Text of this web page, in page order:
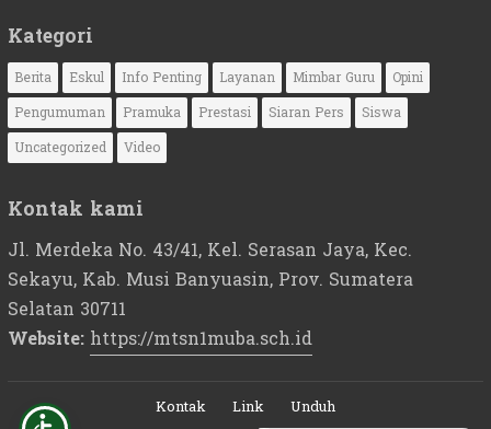
Kategori
Berita Eskul Info Penting Layanan Mimbar Guru
Opini
Pengumuman
Pramuka Prestasi Siaran Pers
Siswa
Uncategorized
Video
Kontak kami
Jl. Merdeka No. 43/41, Kel. Serasan Jaya, Kec.
Sekayu, Kab. Musi Banyuasin, Prov. Sumatera
Selatan 30711
Website: https://mtsn1muba.sch.id
Kontak Link Unduh